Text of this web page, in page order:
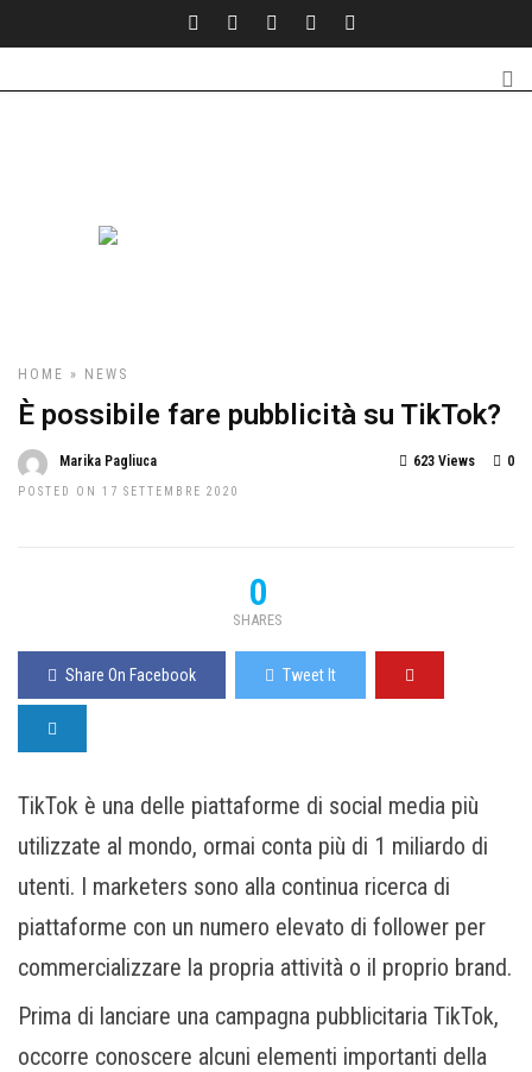
HOME » NEWS
È possibile fare pubblicità su TikTok?
Marika Pagliuca
POSTED ON 17 SETTEMBRE 2020
0
623 Views
0
SHARES
Share On Facebook Tweet It
TikTok è una delle piattaforme di social media più
utilizzate al mondo, ormai conta più di 1 miliardo di
utenti. I marketers sono alla continua ricerca di
piattaforme con un numero elevato di follower per
commercializzare la propria attività o il proprio brand.
Prima di lanciare una campagna pubblicitaria TikTok,
occorre conoscere alcuni elementi importanti della